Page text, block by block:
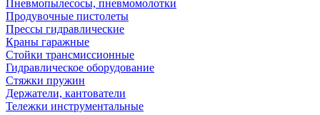
Пневмопылесосы, пневмомолотки
Продувочные пистолеты
Прессы гидравлические
Краны гаражные
Стойки трансмиссионные
Гидравлическое оборудование
Стяжки пружин
Держатели, кантователи
Тележки инструментальные